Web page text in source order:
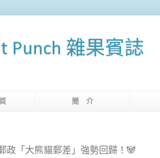
Punch 雜果賓誌
簡 介
政「大熊貓郵差」強勢回歸！🐼